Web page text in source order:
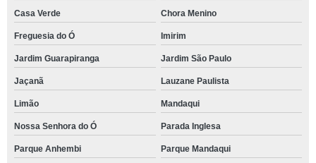
Casa Verde Chora Menino
Freguesia do Ó Imirim
Jardim Guarapiranga Jardim São Paulo
Jaçanã Lauzane Paulista
Limão Mandaqui
Nossa Senhora do Ó Parada Inglesa
Parque Anhembi Parque Mandaqui